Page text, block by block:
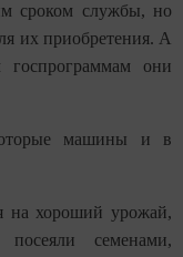
сроком службы, но
их приобретения. А
они
машины и в
на хороший урожай,
семенами,